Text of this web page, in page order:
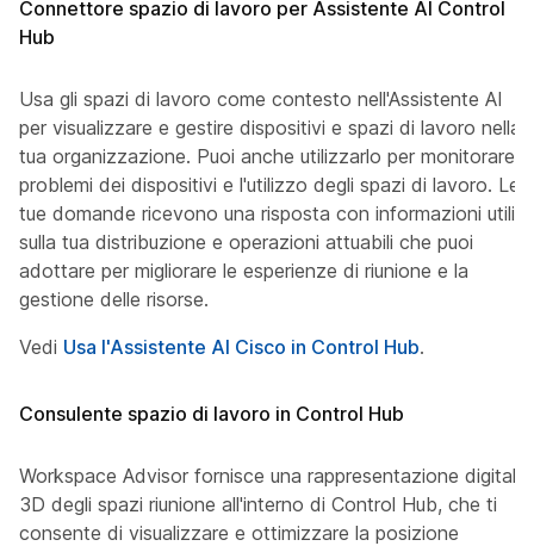
Connettore spazio di lavoro per Assistente AI Control
Hub
Usa gli spazi di lavoro come contesto nell'Assistente AI
per visualizzare e gestire dispositivi e spazi di lavoro nella
tua organizzazione. Puoi anche utilizzarlo per monitorare i
problemi dei dispositivi e l'utilizzo degli spazi di lavoro. Le
tue domande ricevono una risposta con informazioni utili
sulla tua distribuzione e operazioni attuabili che puoi
adottare per migliorare le esperienze di riunione e la
gestione delle risorse.
Vedi Usa l'Assistente AI Cisco in Control Hub.
Consulente spazio di lavoro in Control Hub
Workspace Advisor fornisce una rappresentazione digitale
3D degli spazi riunione all'interno di Control Hub, che ti
consente di visualizzare e ottimizzare la posizione